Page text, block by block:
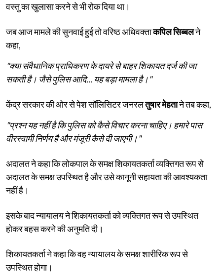
वस्तु का खुलासा करने से भी रोक दिया था।
जब आज मामले की सुनवाई हुई तो वरिष्ठ अधिवक्ताकपिल सिब्बलने
कहा,
"क्या संवैधानिक प्राधिकरण के दायरे से बाहर शिकायत दर्ज की जा
सकती है। जैसे पुलिस आदि... यह बड़ा मामला है।"
केंद्र सरकार की ओर से पेश सॉलिसिटर जनरलतुषार मेहताने तब कहा,
"प्रश्न यह नहीं है कि पुलिस को कैसे विचार करना चाहिए। हमारे पास
वीरस्वामी निर्णय है और मंजूरी कैसे दी जाएगी।"
अदालत ने कहा कि लोकपाल के समक्ष शिकायतकर्ता व्यक्तिगत रूप से
अदालत के समक्ष उपस्थित है और उसे कानूनी सहायता की आवश्यकता
नहीं है।
इसके बाद न्यायालय ने शिकायतकर्ता को व्यक्तिगत रूप से उपस्थित
होकर बहस करने की अनुमति दी।
शिकायतकर्ता ने कहा कि वह न्यायालय के समक्ष शारीरिक रूप से
उपस्थित होगा।